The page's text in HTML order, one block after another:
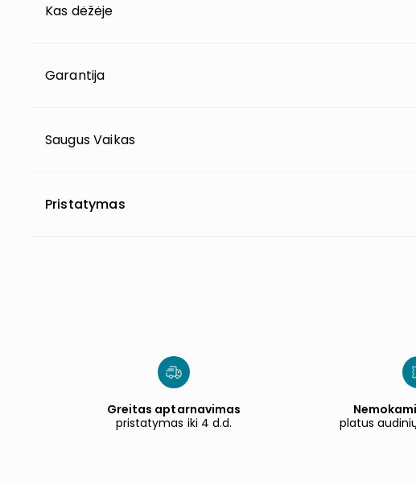
Kas dėžėje
Garantija
Saugus Vaikas
Pristatymas
Greitas aptarnavimas
pristatymas iki 4 d.d.
platus